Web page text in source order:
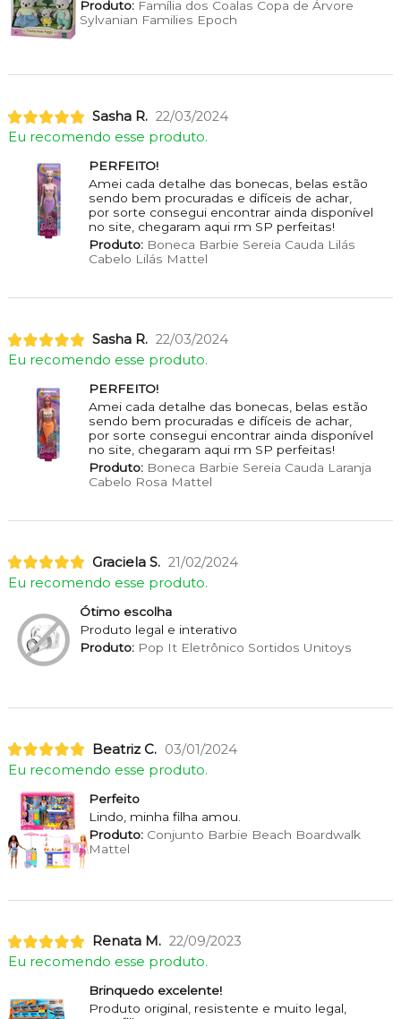
Produto:Família dos Coalas Copa de Árvore
Sylvanian Families Epoch
Sasha R. 22/03/2024
Eu recomendo esse produto.
PERFEITO!
Amei cada detalhe das bonecas, belas estão
sendo bem procuradas e difíceis de achar,
por sorte consegui encontrar ainda disponível
no site, chegaram aqui rm SP perfeitas!
Produto:Boneca Barbie Sereia Cauda Lilás
Cabelo Lilás Mattel
Sasha R. 22/03/2024
Eu recomendo esse produto.
PERFEITO!
Amei cada detalhe das bonecas, belas estão
sendo bem procuradas e difíceis de achar,
por sorte consegui encontrar ainda disponível
no site, chegaram aqui rm SP perfeitas!
Produto:Boneca Barbie Sereia Cauda Laranja
Cabelo Rosa Mattel
Graciela S. 21/02/2024
Eu recomendo esse produto.
Ótimo escolha
Produto legal e interativo
Produto:Pop It Eletrônico Sortidos Unitoys
Beatriz C. 03/01/2024
Eu recomendo esse produto.
Perfeito
Lindo, minha filha amou.
Produto:Conjunto Barbie Beach Boardwalk
Mattel
Renata M. 22/09/2023
Eu recomendo esse produto.
Brinquedo excelente!
Produto original, resistente e muito legal,